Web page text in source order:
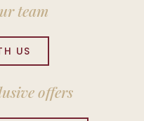
team
US
offers